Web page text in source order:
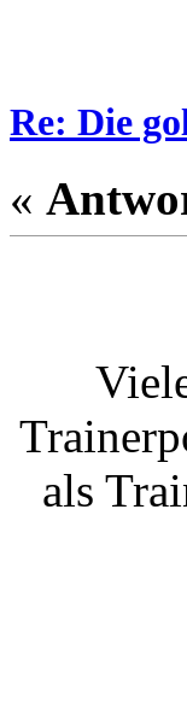
Re: Die
«
als